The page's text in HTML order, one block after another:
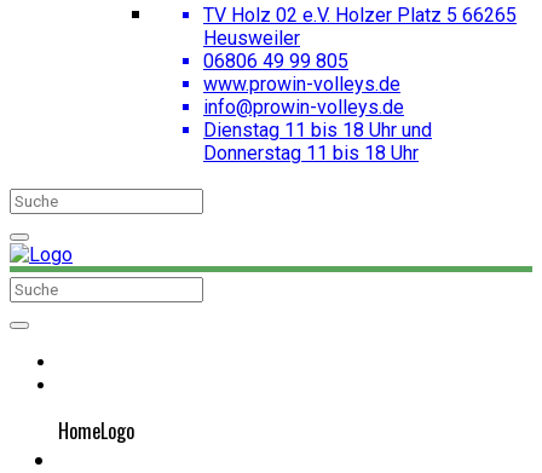
TV Holz 02 e.V. Holzer Platz 5 66265
Heusweiler
06806 49 99 805
www.prowin-volleys.de
info@prowin-volleys.de
Dienstag 11 bis 18 Uhr und
Donnerstag 11 bis 18 Uhr
HomeLogo